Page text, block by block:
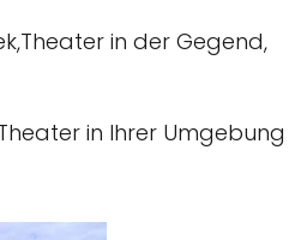
in der Gegend,
in Ihrer Umgebung